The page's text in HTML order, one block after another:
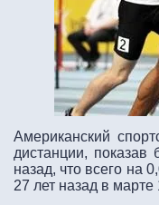
Американский
дистанции,
назад, что всего на
27 лет назад в марте